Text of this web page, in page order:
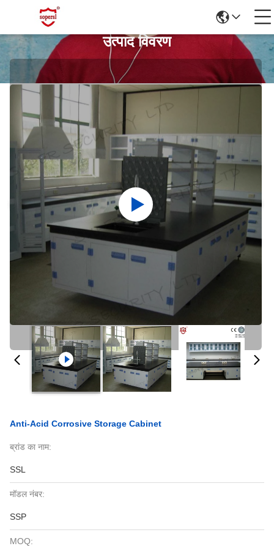
उत्पाद विवरण
Anti-Acid Corrosive Storage Cabinet
ब्रांड का नाम:
SSL
मॉडल नंबर:
SSP
MOQ: